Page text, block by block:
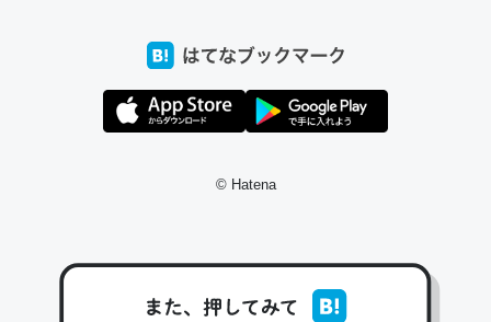
─たまにLINEするくらいだった遠方の父67歳と僕。ITツール導入で
コミュニケーションが劇的に変化した｜tayorini by LIFULL介護
私も3年前ぐらいに祖母の家に設置した。ポケットWifiみ
https://toyoshi.hatenablog.com/entry/2019/05/15/1805
© Hatena